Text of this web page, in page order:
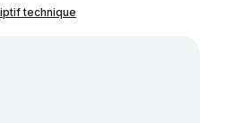
technique